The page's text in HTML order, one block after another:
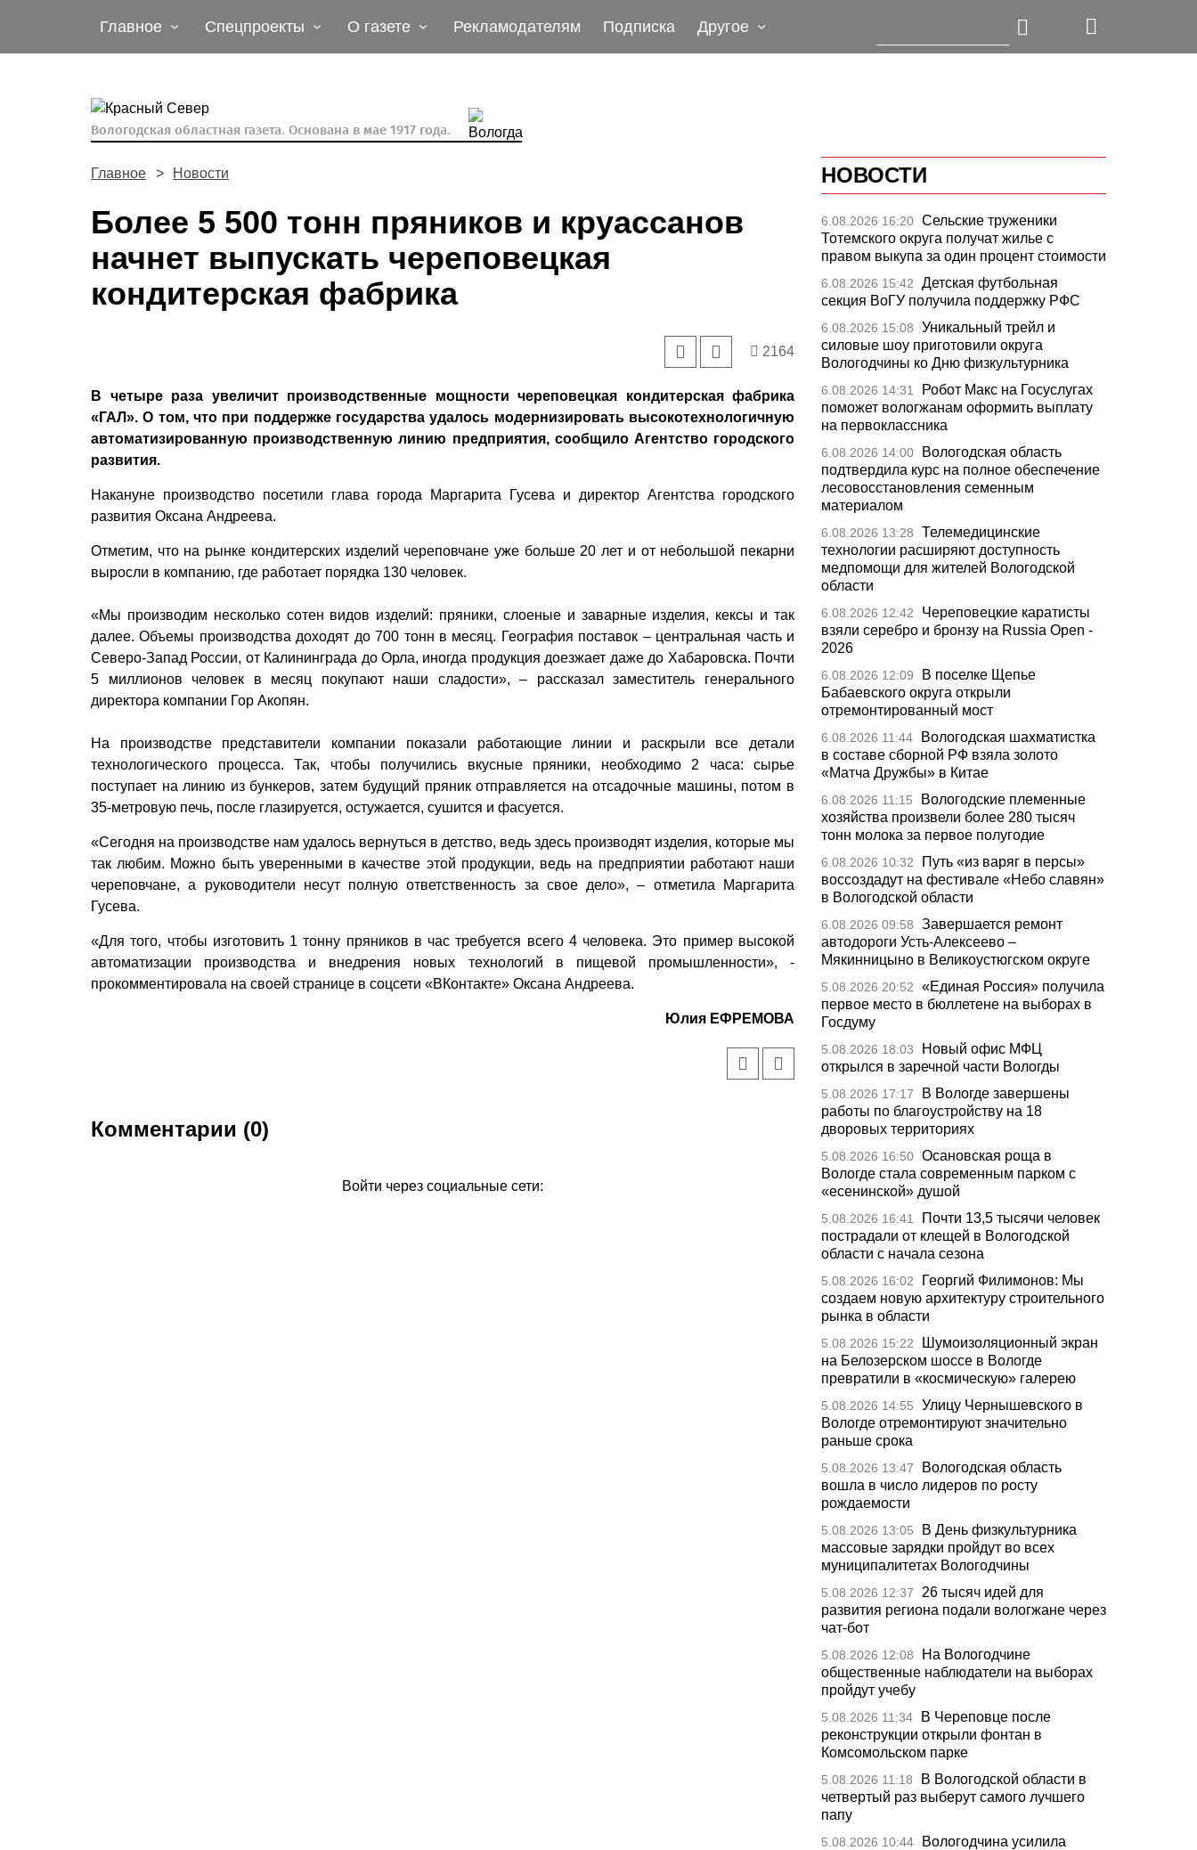
Главное Спецпроекты О газете Рекламодателям Подписка Другое
Вологодская областная газета. Основана в мае 1917 года.
Главное Новости
Более 5 500 тонн пряников и круассанов
начнет выпускать череповецкая
кондитерская фабрика
2164
В четыре раза увеличит производственные мощности череповецкая кондитерская фабрика
«ГАЛ». О том, что при поддержке государства удалось модернизировать высокотехнологичную
автоматизированную производственную линию предприятия, сообщило Агентство городского
развития.
Накануне производство посетили глава города Маргарита Гусева и директор Агентства городского
развития Оксана Андреева.
Отметим, что на рынке кондитерских изделий череповчане уже больше 20 лет и от небольшой пекарни
выросли в компанию, где работает порядка 130 человек.
«Мы производим несколько сотен видов изделий: пряники, слоеные и заварные изделия, кексы и так
далее. Объемы производства доходят до 700 тонн в месяц. География поставок – центральная часть и
Северо-Запад России, от Калининграда до Орла, иногда продукция доезжает даже до Хабаровска. Почти
5 миллионов человек в месяц покупают наши сладости», – рассказал заместитель генерального
директора компании Гор Акопян.
На производстве представители компании показали работающие линии и раскрыли все детали
технологического процесса. Так, чтобы получились вкусные пряники, необходимо 2 часа: сырье
поступает на линию из бункеров, затем будущий пряник отправляется на отсадочные машины, потом в
35-метровую печь, после глазируется, остужается, сушится и фасуется.
«Сегодня на производстве нам удалось вернуться в детство, ведь здесь производят изделия, которые мы
так любим. Можно быть уверенными в качестве этой продукции, ведь на предприятии работают наши
череповчане, а руководители несут полную ответственность за свое дело», – отметила Маргарита
Гусева.
«Для того, чтобы изготовить 1 тонну пряников в час требуется всего 4 человека. Это пример высокой
автоматизации производства и внедрения новых технологий в пищевой промышленности», -
прокомментировала на своей странице в соцсети «ВКонтакте» Оксана Андреева.
Юлия ЕФРЕМОВА
Комментарии (0)
Войти через социальные сети:
НОВОСТИ
6.08.2026 16:20 Сельские труженики
Тотемского округа получат жилье с
правом выкупа за один процент стоимости
6.08.2026 15:42
Детская футбольная
секция ВоГУ получила поддержку РФС
6.08.2026 15:08
Уникальный трейл и
силовые шоу приготовили округа
Вологодчины ко Дню физкультурника
6.08.2026 14:31
Робот Макс на Госуслугах
поможет вологжанам оформить выплату
на первоклассника
6.08.2026 14:00
Вологодская область
подтвердила курс на полное обеспечение
лесовосстановления семенным
материалом
6.08.2026 13:28
Телемедицинские
технологии расширяют доступность
медпомощи для жителей Вологодской
области
6.08.2026 12:42
Череповецкие каратисты
взяли серебро и бронзу на Russia Open -
2026
6.08.2026 12:09
В поселке Щепье
Бабаевского округа открыли
отремонтированный мост
6.08.2026 11:44
Вологодская шахматистка
в составе сборной РФ взяла золото
«Матча Дружбы» в Китае
6.08.2026 11:15
Вологодские племенные
хозяйства произвели более 280 тысяч
тонн молока за первое полугодие
6.08.2026 10:32
Путь «из варяг в персы»
воссоздадут на фестивале «Небо славян»
в Вологодской области
6.08.2026 09:58
Завершается ремонт
автодороги Усть-Алексеево –
Мякинницыно в Великоустюгском округе
5.08.2026 20:52
«Единая Россия» получила
первое место в бюллетене на выборах в
Госдуму
5.08.2026 18:03
Новый офис МФЦ
открылся в заречной части Вологды
5.08.2026 17:17
В Вологде завершены
работы по благоустройству на 18
дворовых территориях
5.08.2026 16:50 Осановская роща в
Вологде стала современным парком с
«есенинской» душой
5.08.2026 16:41
Почти 13,5 тысячи человек
пострадали от клещей в Вологодской
области с начала сезона
5.08.2026 16:02
Георгий Филимонов: Мы
создаем новую архитектуру строительного
рынка в области
5.08.2026 15:22
Шумоизоляционный экран
на Белозерском шоссе в Вологде
превратили в «космическую» галерею
5.08.2026 14:55
Улицу Чернышевского в
Вологде отремонтируют значительно
раньше срока
5.08.2026 13:47
Вологодская область
вошла в число лидеров по росту
рождаемости
5.08.2026 13:05
В День физкультурника
массовые зарядки пройдут во всех
муниципалитетах Вологодчины
5.08.2026 12:37
26 тысяч идей для
развития региона подали вологжане через
чат-бот
5.08.2026 12:08
На Вологодчине
общественные наблюдатели на выборах
пройдут учебу
5.08.2026 11:34
В Череповце после
реконструкции открыли фонтан в
Комсомольском парке
5.08.2026 11:18
В Вологодской области в
четвертый раз выберут самого лучшего
папу
5.08.2026 10:44
Вологодчина усилила